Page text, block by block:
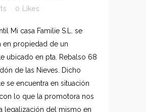
0 Likes
Mi casa Familie S.L. se
en propiedad de un
ubicado en pta. Rebalso 68
de las Nieves. Dicho
se encuentra en situación
lo que la promotora nos
legalización del mismo en